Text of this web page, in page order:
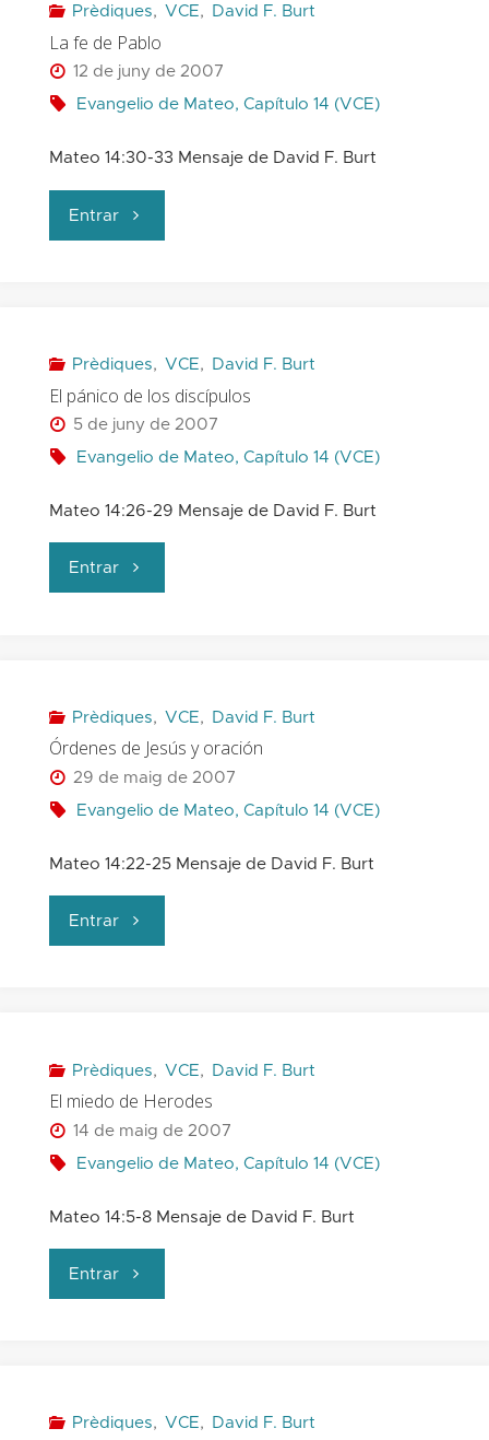
fe?"
Prèdiques, VCE, David F. Burt
La fe de Pablo
12 de juny de 2007
Evangelio de Mateo, Capítulo 14 (VCE)
Mateo 14:30-33 Mensaje de David F. Burt
Entrar"La
Pablo"
Prèdiques, VCE, David F. Burt
El pánico de los discípulos
5 de juny de 2007
Evangelio de Mateo, Capítulo 14 (VCE)
Mateo 14:26-29 Mensaje de David F. Burt
Entrar"El
los
discípulos"
Prèdiques, VCE, David F. Burt
Órdenes de Jesús y oración
29 de maig de 2007
Evangelio de Mateo, Capítulo 14 (VCE)
Mateo 14:22-25 Mensaje de David F. Burt
Entrar"Órdenes
y
Prèdiques, VCE, David F. Burt
El miedo de Herodes
14 de maig de 2007
Evangelio de Mateo, Capítulo 14 (VCE)
Mateo 14:5-8 Mensaje de David F. Burt
Entrar"El
Herodes"
Prèdiques, VCE, David F. Burt